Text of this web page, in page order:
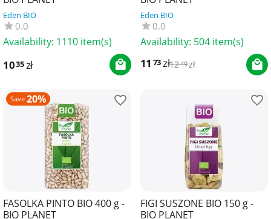
Eden BIO
0.0
Availability: 1110 item(s)
1035 zł
Eden BIO
0.0
Availability: 504 item(s)
11 73zł1249zł
Save 20%
FASOLKA PINTO BIO 400 g -
BIO PLANET
FIGI SUSZONE BIO 150 g -
BIO PLANET